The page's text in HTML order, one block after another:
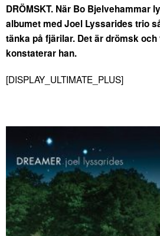
DRÖMSKT. När Bo Bjelvehammar
albumet med Joel Lyssarides trio
tänka på fjärilar. Det är drömsk
konstaterar han.
[DISPLAY_ULTIMATE_PLUS]